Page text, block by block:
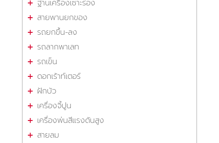
ฐานเครื่องเซาะร่อง
สายพานยกของ
รถยกขึ้น-ลง
รถลากพาเลท
รถเข็น
ดอกเร้าท์เตอร์
ฝักบัว
เครื่องจี้ปูน
เครื่องพ่นสีแรงดันสูง
สายลม